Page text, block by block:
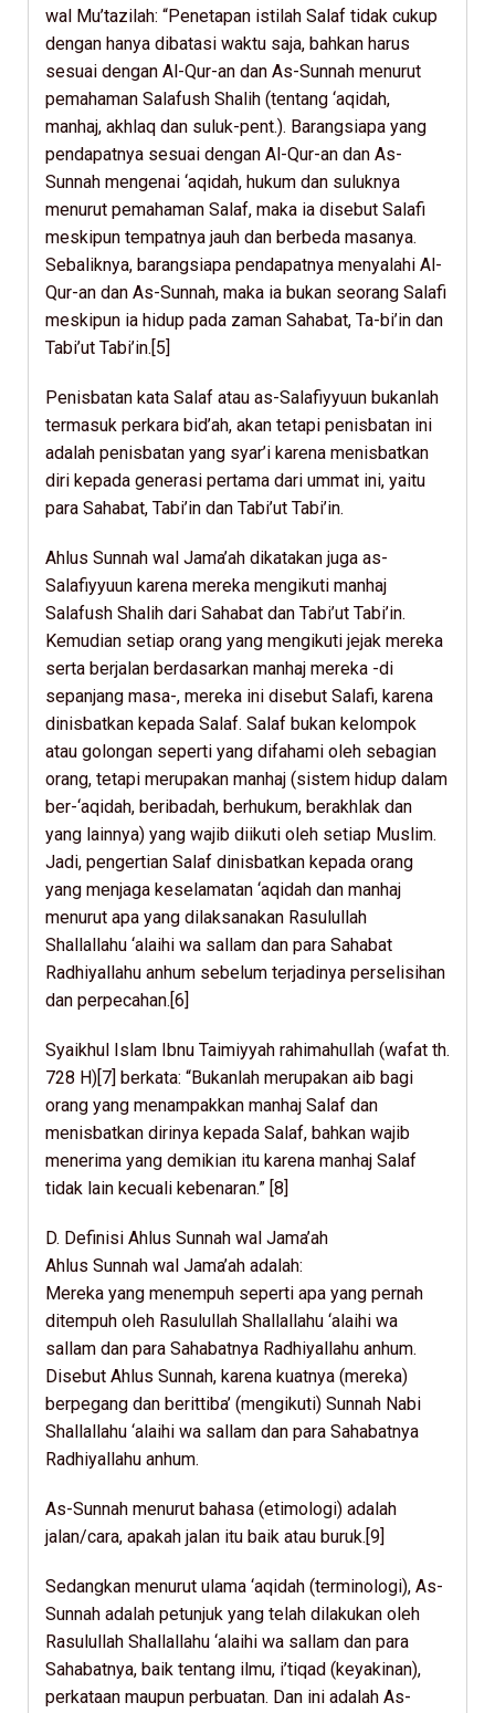
wal Mu’tazilah: “Penetapan istilah Salaf tidak cukup
dengan hanya dibatasi waktu saja, bahkan harus
sesuai dengan Al-Qur-an dan As-Sunnah menurut
pemahaman Salafush Shalih (tentang ‘aqidah,
manhaj, akhlaq dan suluk-pent.). Barangsiapa yang
pendapatnya sesuai dengan Al-Qur-an dan As-
Sunnah mengenai ‘aqidah, hukum dan suluknya
menurut pemahaman Salaf, maka ia disebut Salafi
meskipun tempatnya jauh dan berbeda masanya.
Sebaliknya, barangsiapa pendapatnya menyalahi Al-
Qur-an dan As-Sunnah, maka ia bukan seorang Salafi
meskipun ia hidup pada zaman Sahabat, Ta-bi’in dan
Tabi’ut Tabi’in.[5]
Penisbatan kata Salaf atau as-Salafiyyuun bukanlah
termasuk perkara bid’ah, akan tetapi penisbatan ini
adalah penisbatan yang syar’i karena menisbatkan
diri kepada generasi pertama dari ummat ini, yaitu
para Sahabat, Tabi’in dan Tabi’ut Tabi’in.
Ahlus Sunnah wal Jama’ah dikatakan juga as-
Salafiyyuun karena mereka mengikuti manhaj
Salafush Shalih dari Sahabat dan Tabi’ut Tabi’in.
Kemudian setiap orang yang mengikuti jejak mereka
serta berjalan berdasarkan manhaj mereka -di
sepanjang masa-, mereka ini disebut Salafi, karena
dinisbatkan kepada Salaf. Salaf bukan kelompok
atau golongan seperti yang difahami oleh sebagian
orang, tetapi merupakan manhaj (sistem hidup dalam
ber-‘aqidah, beribadah, berhukum, berakhlak dan
yang lainnya) yang wajib diikuti oleh setiap Muslim.
Jadi, pengertian Salaf dinisbatkan kepada orang
yang menjaga keselamatan ‘aqidah dan manhaj
menurut apa yang dilaksanakan Rasulullah
Shallallahu ‘alaihi wa sallam dan para Sahabat
Radhiyallahu anhum sebelum terjadinya perselisihan
dan perpecahan.[6]
Syaikhul Islam Ibnu Taimiyyah rahimahullah (wafat th.
728 H)[7] berkata: “Bukanlah merupakan aib bagi
orang yang menampakkan manhaj Salaf dan
menisbatkan dirinya kepada Salaf, bahkan wajib
menerima yang demikian itu karena manhaj Salaf
tidak lain kecuali kebenaran.” [8]
D. Definisi Ahlus Sunnah wal Jama’ah
Ahlus Sunnah wal Jama’ah adalah:
Mereka yang menempuh seperti apa yang pernah
ditempuh oleh Rasulullah Shallallahu ‘alaihi wa
sallam dan para Sahabatnya Radhiyallahu anhum.
Disebut Ahlus Sunnah, karena kuatnya (mereka)
berpegang dan berittiba’ (mengikuti) Sunnah Nabi
Shallallahu ‘alaihi wa sallam dan para Sahabatnya
Radhiyallahu anhum.
As-Sunnah menurut bahasa (etimologi) adalah
jalan/cara, apakah jalan itu baik atau buruk.[9]
Sedangkan menurut ulama ‘aqidah (terminologi), As-
Sunnah adalah petunjuk yang telah dilakukan oleh
Rasulullah Shallallahu ‘alaihi wa sallam dan para
Sahabatnya, baik tentang ilmu, i’tiqad (keyakinan),
perkataan maupun perbuatan. Dan ini adalah As-